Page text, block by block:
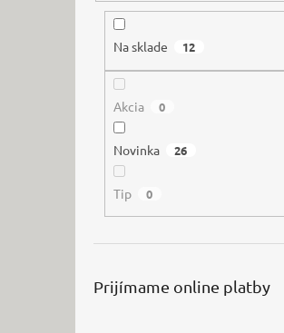
Na sklade 12
Akcia 0
Novinka 26
Tip 0
Prijímame online platby